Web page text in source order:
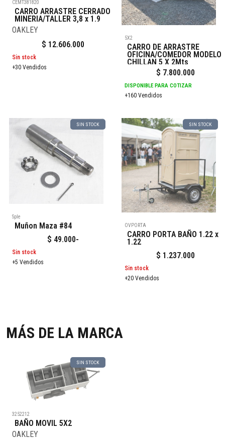
CEMT381820
CARRO ARRASTRE CERRADO
MINERIA/TALLER 3,8 x 1.9
OAKLEY
$ 12.606.000
Sin stock
+30 Vendidos
5X2
CARRO DE ARRASTRE
OFICINA/COMEDOR MODELO
CHILLAN 5 X 2Mts
$ 7.800.000
DISPONIBLE PARA COTIZAR
+160 Vendidos
SIN STOCK
Sple
Muñon Maza #84
$ 49.000-
Sin stock
+5 Vendidos
SIN STOCK
OVPORTA
CARRO PORTA BAÑO 1.22 x
1.22
$ 1.237.000
Sin stock
+20 Vendidos
MÁS DE LA MARCA
SIN STOCK
3252212
BAÑO MOVIL 5X2
OAKLEY